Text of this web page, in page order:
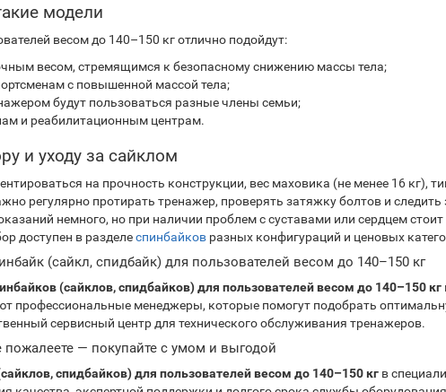
модели
весом до 140–150 кг отлично подойдут:
весом, стремящимся к безопасному снижению массы тела;
с повышенной массой тела;
будут пользоваться разные члены семьи;
и реабилитационным центрам.
и уходу за сайклом
на прочность конструкции, вес маховика (не менее 16 кг),
регулярно протирать тренажер, проверять затяжку болтов и
немного, но при наличии проблем с суставами или сердцем
доступен в разделеспинбайковразных конфигураций и ценовых
(сайкл, спидбайк) для пользователей весом до 140–150 кг
(сайклов, спидбайков) для пользователей весом до 140–150 кг
профессиональные менеджеры, которые помогут подобрать
сервисный центр для технического обслуживания тренажеров.
— покупайте с умом и выгодой
спидбайков) для пользователей весом до 140–150 кгв